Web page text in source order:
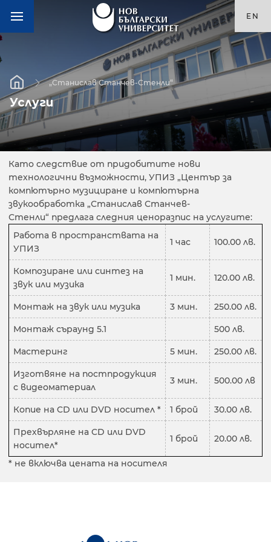
EN
„Станислав Станчев-Стенли“
Услуги
Като следствие от придобитите нови
технологични възможности, УПИЗ „Център за
компютърно музициране и компютърна
звукообработка „Станислав Станчев-
Стенли“ предлага следния ценоразпис на услугите:
Работа в пространствата на
УПИЗ
1 час 100.00 лв.
Композиране или синтез на
звук или музика
1 мин. 120.00 лв.
Монтаж на звук или музика 3 мин. 250.00 лв.
Монтаж съраунд 5.1 500 лв.
Мастеринг 5 мин. 250.00 лв.
Изготвяне на постпродукция
с видеоматериал
3 мин. 500.00 лв
Копие на CD или DVD носител * 1 брой 30.00 лв.
Прехвърляне на CD или DVD
носител*
1 брой 20.00 лв.
* не включва цената на носителя